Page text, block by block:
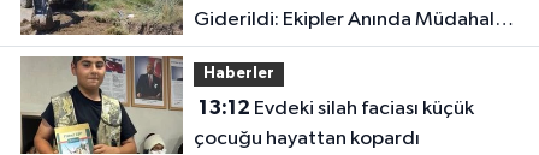
Giderildi: Ekipler Anında Müdahale
Etti
Haberler
13:12
çocuğu hayattan kopardı